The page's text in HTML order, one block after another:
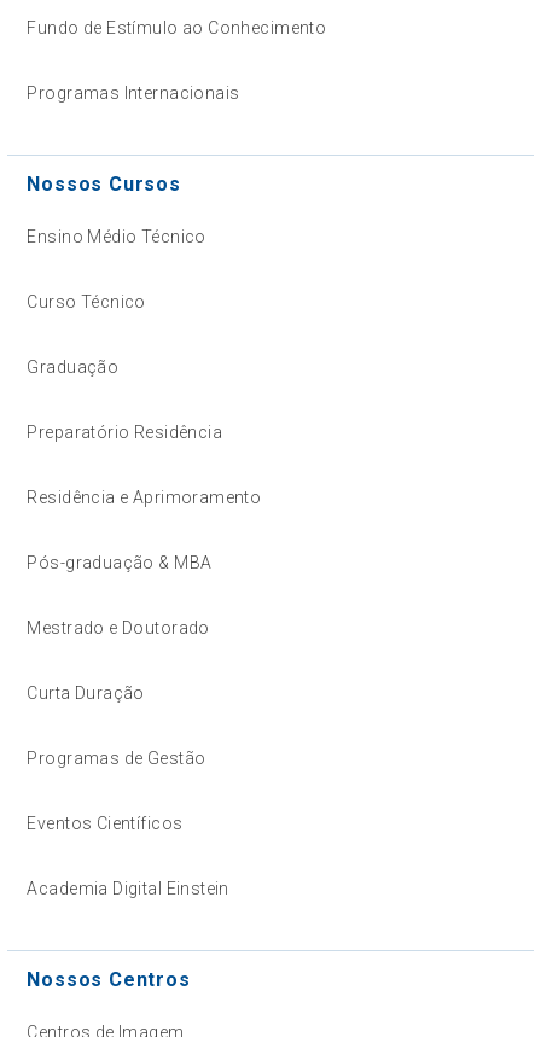
Fundo de Estímulo ao Conhecimento
Programas Internacionais
Nossos Cursos
Ensino Médio Técnico
Curso Técnico
Graduação
Preparatório Residência
Residência e Aprimoramento
Pós-graduação & MBA
Mestrado e Doutorado
Curta Duração
Programas de Gestão
Eventos Científicos
Academia Digital Einstein
Nossos Centros
Centros de Imagem